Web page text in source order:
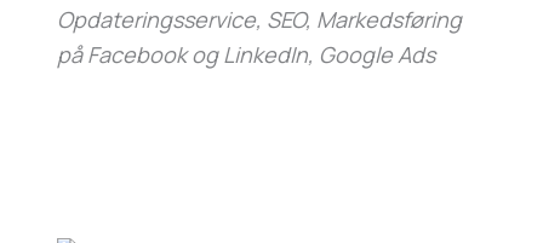
Opdateringsservice, SEO, Markedsføring
på Facebook og LinkedIn, Google Ads